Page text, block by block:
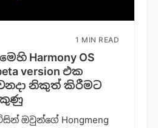
1 MIN READ
Harmony OS
version එක
වනදා නිකුත් කිරීමට
ඔවුන්ගේ Hongmeng